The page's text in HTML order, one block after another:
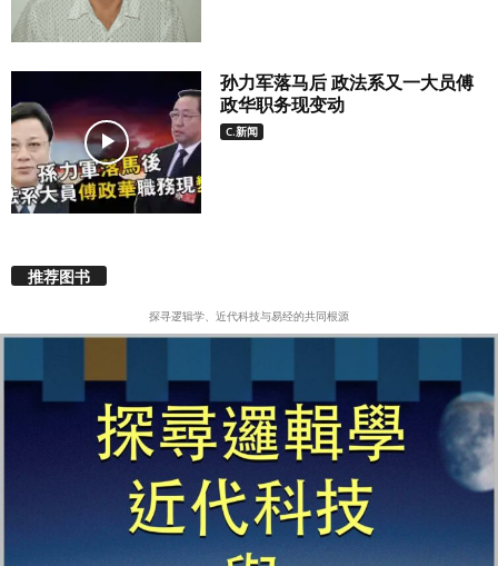
孙力军落马后 政法系又一大员傅
政华职务现变动
C.新闻
推荐图书
探寻逻辑学、近代科技与易经的共同根源